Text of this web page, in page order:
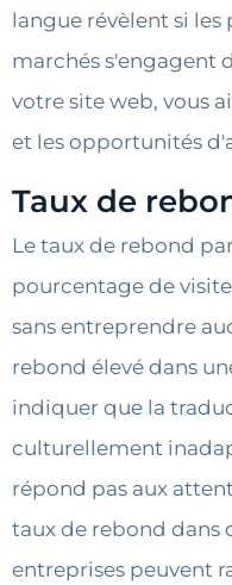
langue révèlent si
marchés s'engagent
votre site web, vous
et les opportunités
Taux de
Le taux de rebond
pourcentage de
sans entreprendre
rebond élevé dans
indiquer que la
culturellement
répond pas aux
taux de rebond dans
entreprises peuvent